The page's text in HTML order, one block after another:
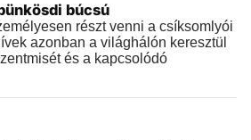
búcsú
részt venni a csíksomlyói
azonban a világhálón keresztül
és a kapcsolódó